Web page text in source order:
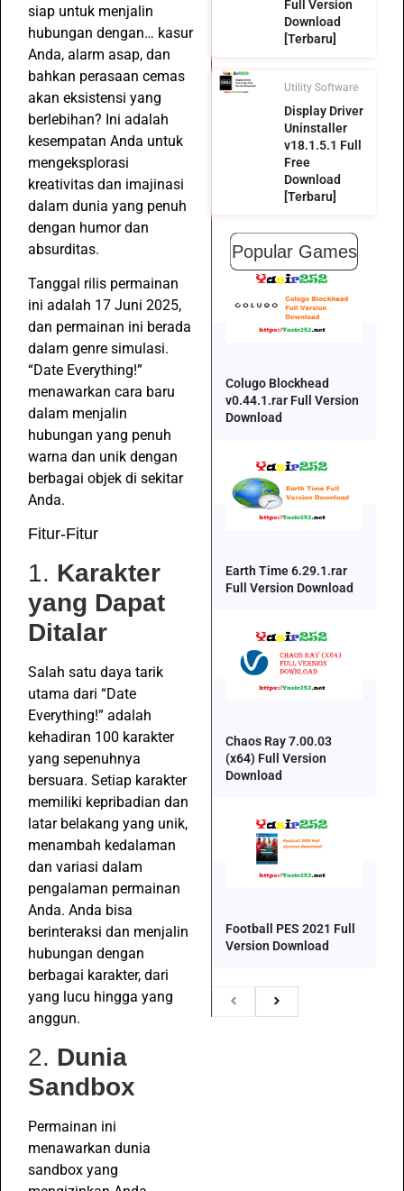
siap untuk menjalin
hubungan dengan… kasur
Anda, alarm asap, dan
bahkan perasaan cemas
akan eksistensi yang
berlebihan? Ini adalah
kesempatan Anda untuk
mengeksplorasi
kreativitas dan imajinasi
dalam dunia yang penuh
dengan humor dan
absurditas.
Tanggal rilis permainan
ini adalah 17 Juni 2025,
dan permainan ini berada
dalam genre simulasi.
“Date Everything!”
menawarkan cara baru
dalam menjalin
hubungan yang penuh
warna dan unik dengan
berbagai objek di sekitar
Anda.
Fitur-Fitur
1. Karakter
yang Dapat
Ditalar
Salah satu daya tarik
utama dari “Date
Everything!” adalah
kehadiran 100 karakter
yang sepenuhnya
bersuara. Setiap karakter
memiliki kepribadian dan
latar belakang yang unik,
menambah kedalaman
dan variasi dalam
pengalaman permainan
Anda. Anda bisa
berinteraksi dan menjalin
hubungan dengan
berbagai karakter, dari
yang lucu hingga yang
anggun.
2. Dunia
Sandbox
Permainan ini
menawarkan dunia
sandbox yang
Full Version
Download
[Terbaru]
Utility Software
Display Driver
Uninstaller
v18.1.5.1 Full
Free
Download
[Terbaru]
Popular Games
Colugo Blockhead
v0.44.1.rar Full Version
Download
Earth Time 6.29.1.rar
Full Version Download
Chaos Ray 7.00.03
(x64) Full Version
Download
Football PES 2021 Full
Version Download